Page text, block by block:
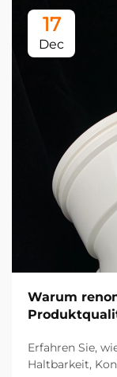
17
Dec
Warum
Erfahren Sie,
Haltbarkeit,